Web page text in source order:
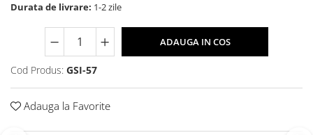
Durata de livrare: 1-2 zile
ADAUGA IN COS
Cod Produs: GSI-57
Adauga la Favorite